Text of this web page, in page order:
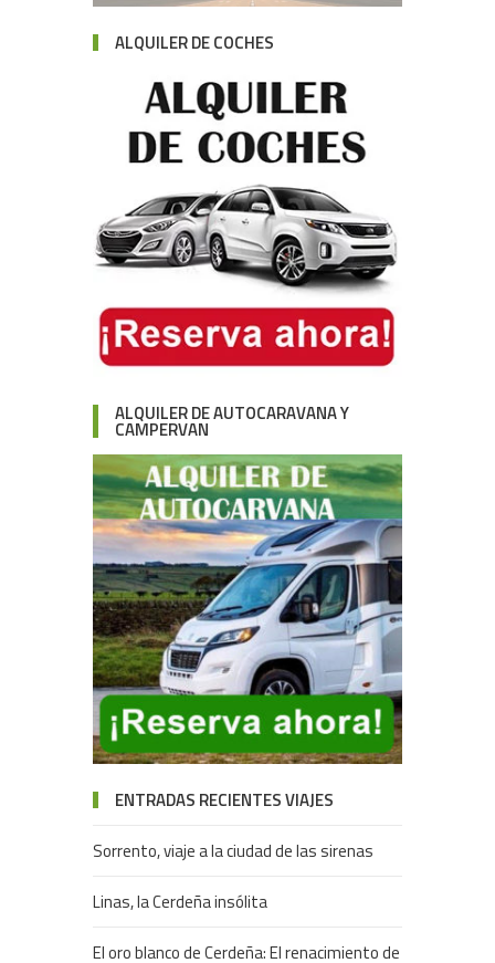
ALQUILER DE COCHES
ALQUILER DE AUTOCARAVANA Y
CAMPERVAN
ENTRADAS RECIENTES VIAJES
Sorrento, viaje a la ciudad de las sirenas
Linas, la Cerdeña insólita
El oro blanco de Cerdeña: El renacimiento de